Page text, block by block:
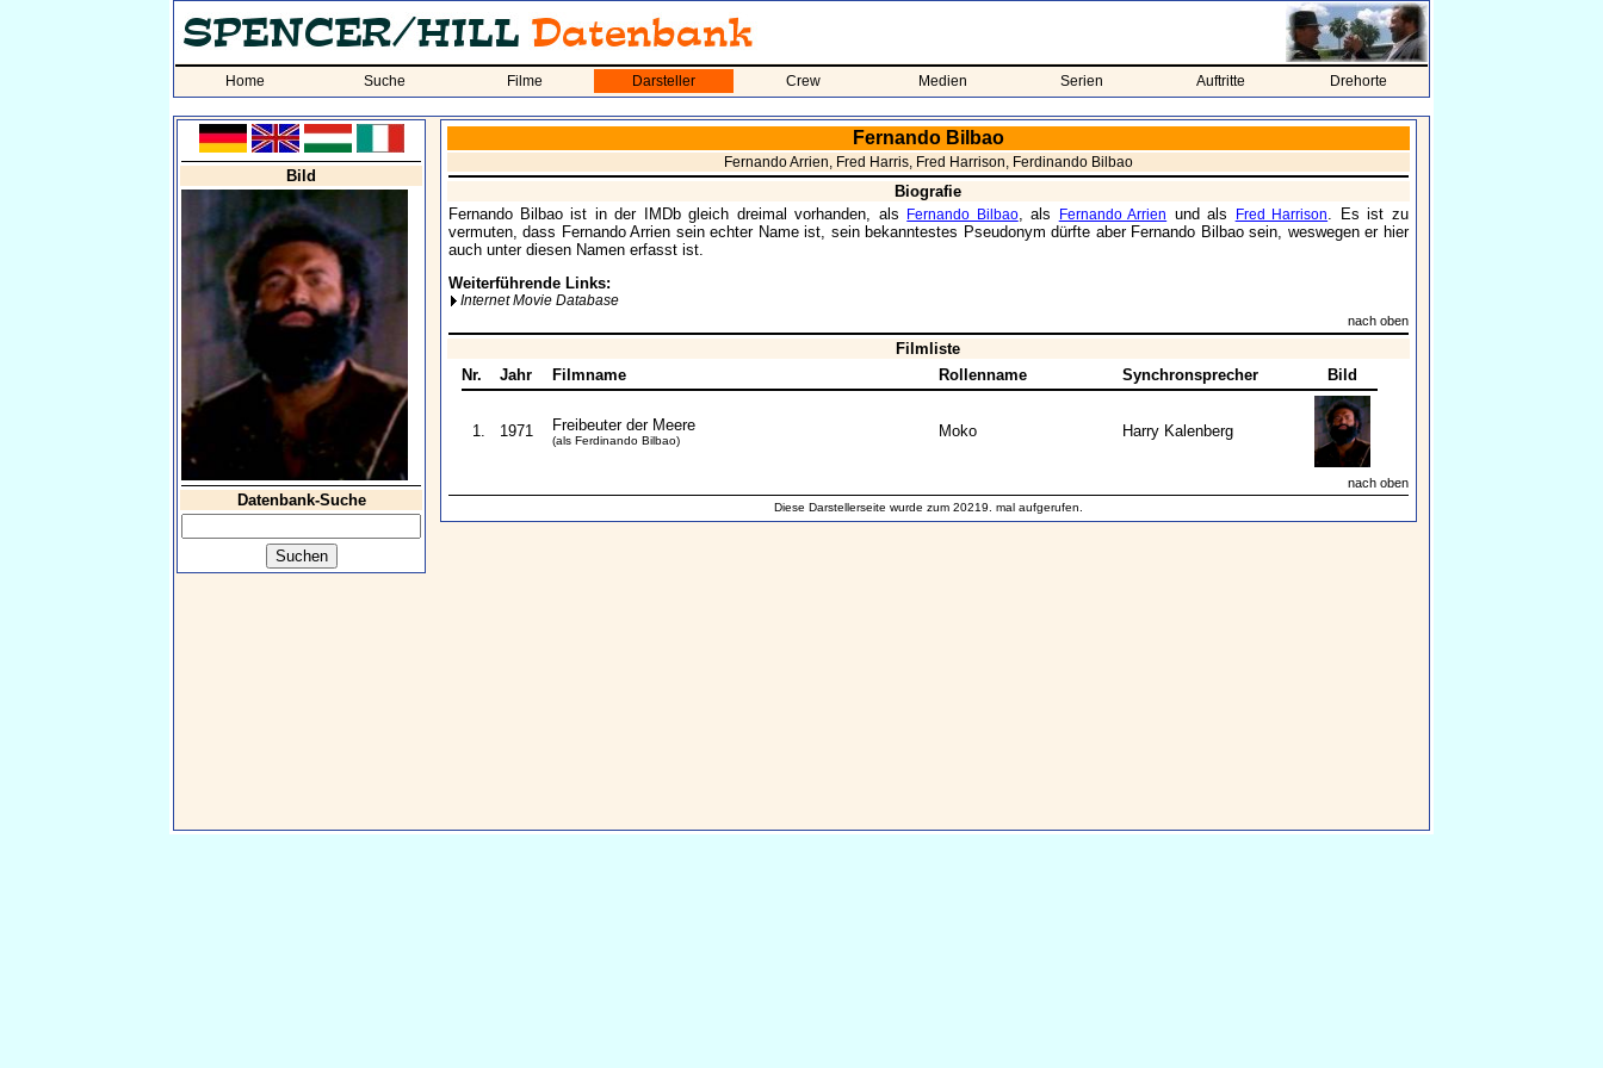
Home Suche Filme Darsteller Crew Medien Serien Auftritte Drehorte
Bild
Datenbank-Suche
Fernando Bilbao
Fernando Arrien, Fred Harris, Fred Harrison, Ferdinando Bilbao
Biografie
Fernando Bilbao ist in der IMDb gleich dreimal vorhanden, als
Fernando Bilbao, als Fernando Arrien und als Fred Harrison. Es ist zu
vermuten, dass Fernando Arrien sein echter Name ist, sein bekanntestes Pseudonym dürfte aber Fernando Bilbao sein, weswegen er hier
auch unter diesen Namen erfasst ist.
Weiterführende Links:
Internet Movie Database
nach oben
Filmliste
Nr.
Jahr Filmname Rollenname Synchronsprecher Bild
1. 1971 Freibeuter der Meere
(als Ferdinando Bilbao)
Moko Harry Kalenberg
nach oben
Diese Darstellerseite wurde zum 20219. mal aufgerufen.